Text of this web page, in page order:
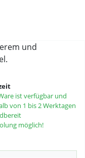
und
ist verfügbar und
von 1 bis 2 Werktagen
möglich!